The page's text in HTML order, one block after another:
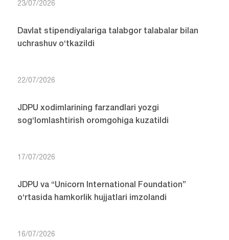
23/07/2026
Davlat stipendiyalariga talabgor talabalar bilan
uchrashuv o‘tkazildi
22/07/2026
JDPU xodimlarining farzandlari yozgi
sog‘lomlashtirish oromgohiga kuzatildi
17/07/2026
JDPU va “Unicorn International Foundation”
o‘rtasida hamkorlik hujjatlari imzolandi
16/07/2026